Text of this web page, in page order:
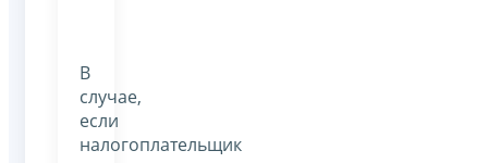
В
случае,
если
налогоплательщик